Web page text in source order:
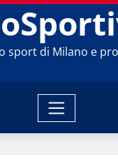
sport di Milano e